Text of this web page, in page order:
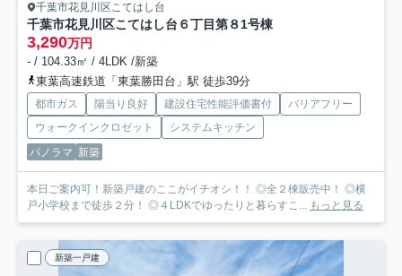
千葉市花見川区こてはし台
千葉市花見川区こてはし台６丁目第８1号棟
3,290万円
- / 104.33㎡ / 4LDK /新築
東葉高速鉄道「東葉勝田台」駅 徒歩39分
都市ガス 陽当り良好 建設住宅性能評価書付
バリアフリー
ウォークインクロゼット
システムキッチン
パノラマ 新築
本日ご案内可！新築戸建のここがイチオシ！！ ◎全２棟販売中！ ◎横
戸小学校まで徒歩２分！ ◎４LDKでゆったりと暮らすこ... もっと見る
新築一戸建